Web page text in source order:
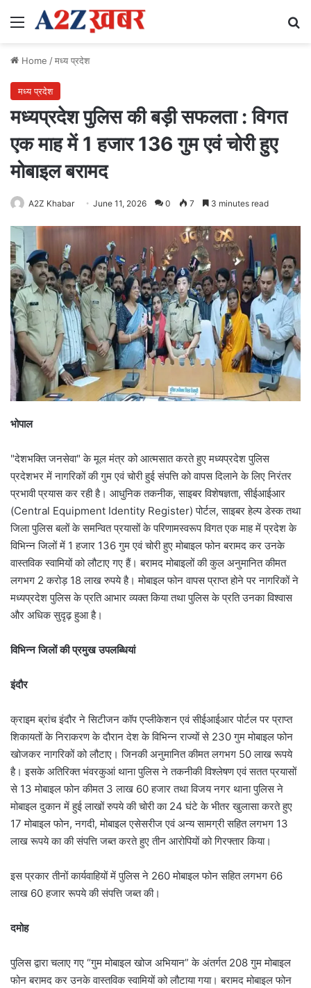
Menu
Home /मध्य प्रदेश
मध्य प्रदेश
मध्यप्रदेश पुलिस की बड़ी सफलता : विगत
एक माह में 1 हजार 136 गुम एवं चोरी हुए
मोबाइल बरामद
A2Z Khabar June 11, 2026 0 7 3 minutes read
भोपाल
"देशभक्ति जनसेवा" के मूल मंत्र को आत्मसात करते हुए मध्यप्रदेश पुलिस
प्रदेशभर में नागरिकों की गुम एवं चोरी हुई संपत्ति को वापस दिलाने के लिए निरंतर
प्रभावी प्रयास कर रही है। आधुनिक तकनीक, साइबर विशेषज्ञता, सीईआईआर
(Central Equipment Identity Register) पोर्टल, साइबर हेल्प डेस्क तथा
जिला पुलिस बलों के समन्वित प्रयासों के परिणामस्वरूप विगत एक माह में प्रदेश के
विभिन्न जिलों में 1 हजार 136 गुम एवं चोरी हुए मोबाइल फोन बरामद कर उनके
वास्तविक स्वामियों को लौटाए गए हैं। बरामद मोबाइलों की कुल अनुमानित कीमत
लगभग 2 करोड़ 18 लाख रुपये है। मोबाइल फोन वापस प्राप्त होने पर नागरिकों ने
मध्यप्रदेश पुलिस के प्रति आभार व्यक्त किया तथा पुलिस के प्रति उनका विश्वास
और अधिक सुदृढ़ हुआ है।
विभिन्न जिलों की प्रमुख उपलब्धियां
इंदौर
क्राइम ब्रांच इंदौर ने सिटीजन कॉप एप्लीकेशन एवं सीईआईआर पोर्टल पर प्राप्त
शिकायतों के निराकरण के दौरान देश के विभिन्न राज्यों से 230 गुम मोबाइल फोन
खोजकर नागरिकों को लौटाए। जिनकी अनुमानित कीमत लगभग 50 लाख रूपये
है। इसके अतिरिक्त भंवरकुआं थाना पुलिस ने तकनीकी विश्लेषण एवं सतत प्रयासों
से 13 मोबाइल फोन कीमत 3 लाख 60 हजार तथा विजय नगर थाना पुलिस ने
मोबाइल दुकान में हुई लाखों रुपये की चोरी का 24 घंटे के भीतर खुलासा करते हुए
17 मोबाइल फोन, नगदी, मोबाइल एसेसरीज एवं अन्य सामग्री सहित लगभग 13
लाख रूपये का की संपत्ति जब्‍त करते हुए तीन आरोपियों को गिरफ्तार किया।
इस प्रकार तीनों कार्यवाहियों में पुलिस ने 260 मोबाइल फोन सहित लगभग 66
लाख 60 हजार रूपये की संपत्ति जब्‍त की।
दमोह
पुलिस द्वारा चलाए गए “गुम मोबाइल खोज अभियान” के अंतर्गत 208 गुम मोबाइल
फोन बरामद कर उनके वास्तविक स्वामियों को लौटाया गया। बरामद मोबाइल फोन